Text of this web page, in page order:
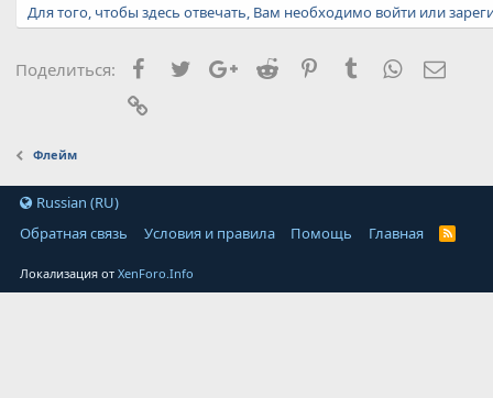
Для того, чтобы здесь отвечать, Вам необходимо войти или
Поделиться: Facebook
TwitterGoogle+
Reddit PinterestTumblrWhatsApp
Флейм
Russian (RU)
Обратная связь
Условия и правила Помощь Главная
Локализация отXenForo.Info